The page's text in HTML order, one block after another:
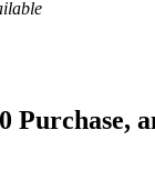
Purchase,